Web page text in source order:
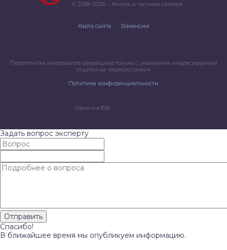
© 2018–2026 – Жизнь в частном секторе
Карта сайта Вакансии
Перепечатка материалов разрешена только с указанием индексируемой
ссылки на первоисточник
Политика конфиденциальности
Сделано в 2026
Задать вопрос эксперту
Спасибо!
В ближайшее время мы опубликуем информацию.